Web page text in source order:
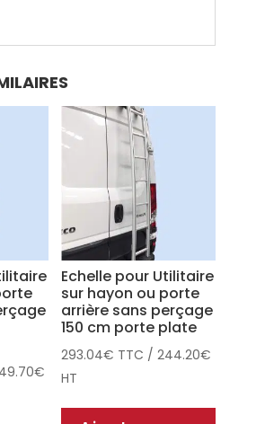
€
Echelle pour Utilitaire
sur hayon ou porte
arrière sans perçage
150 cm porte plate
293.04€ TTC /244.20€
HT